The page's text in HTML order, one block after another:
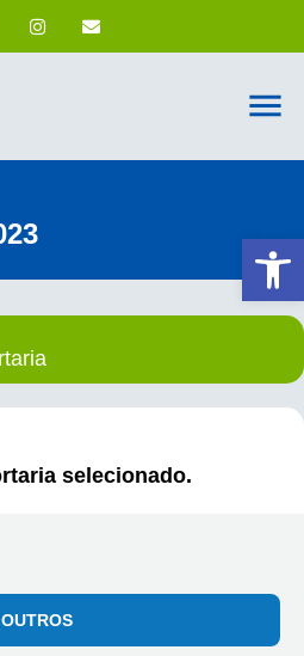
selecionado.
OUTROS